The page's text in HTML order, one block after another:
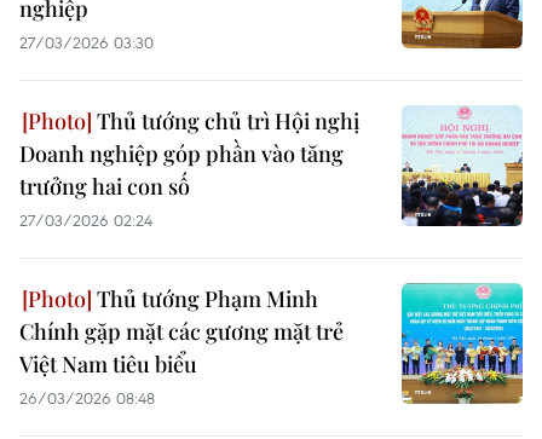
nghiệp
27/03/2026 03:30
Thủ tướng chủ trì Hội nghị
Doanh nghiệp góp phần vào tăng
trưởng hai con số
27/03/2026 02:24
Thủ tướng Phạm Minh
Chính gặp mặt các gương mặt trẻ
Việt Nam tiêu biểu
26/03/2026 08:48